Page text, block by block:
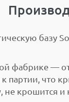
базу
фабрике —
партии, что
не крошится